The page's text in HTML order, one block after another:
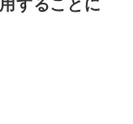
することに